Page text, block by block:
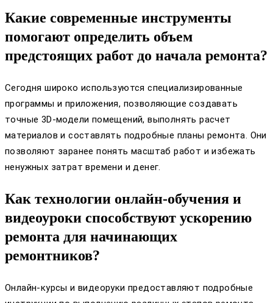
Какие современные инструменты
помогают определить объем
предстоящих работ до начала ремонта?
Сегодня широко используются специализированные
программы и приложения, позволяющие создавать
точные 3D-модели помещений, выполнять расчет
материалов и составлять подробные планы ремонта. Они
позволяют заранее понять масштаб работ и избежать
ненужных затрат времени и денег.
Как технологии онлайн-обучения и
видеоуроки способствуют ускорению
ремонта для начинающих
ремонтников?
Онлайн-курсы и видеоруки предоставляют подробные